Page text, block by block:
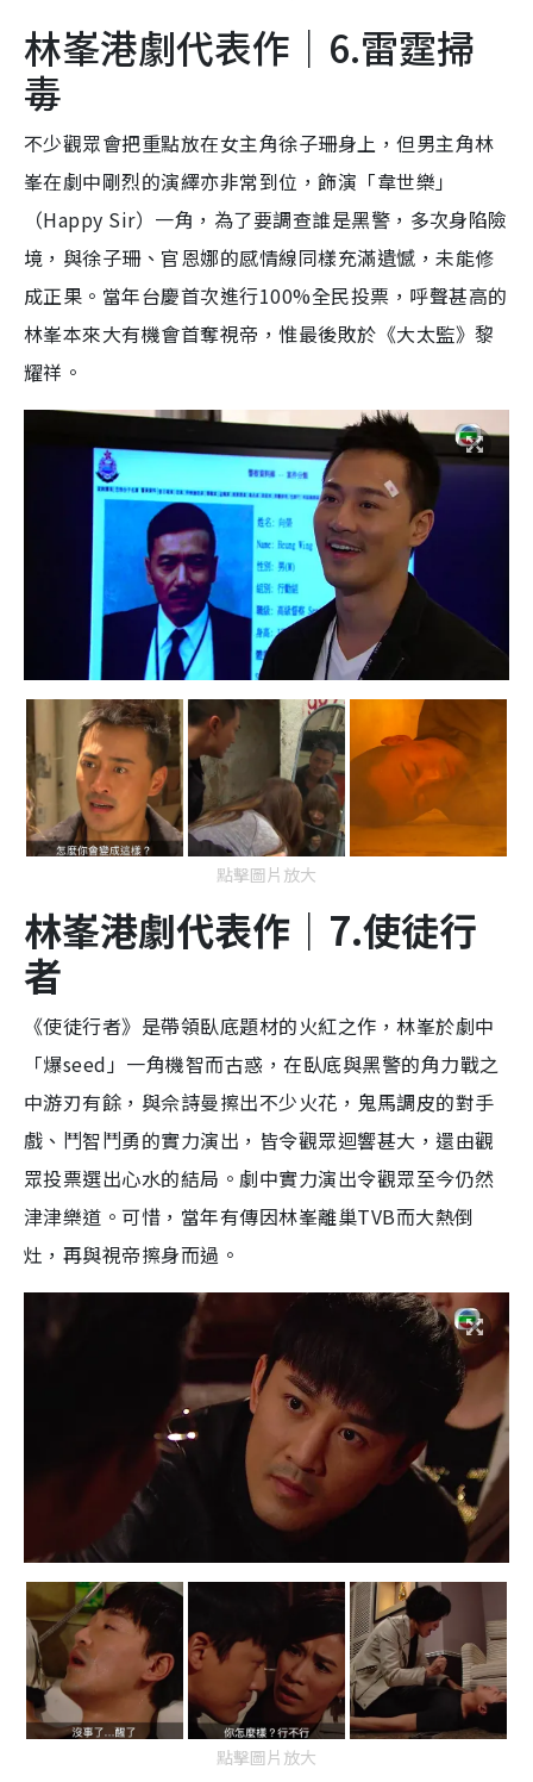
林峯港劇代表作｜6.雷霆掃
毒
不少觀眾會把重點放在女主角徐子珊身上，但男主角林
峯在劇中剛烈的演繹亦非常到位，飾演「韋世樂」
（Happy Sir）一角，為了要調查誰是黑警，多次身陷險
境，與徐子珊、官恩娜的感情線同樣充滿遺憾，未能修
成正果。當年台慶首次進行100%全民投票，呼聲甚高的
林峯本來大有機會首奪視帝，惟最後敗於《大太監》黎
耀祥。
點擊圖片放大
林峯港劇代表作｜7.使徒行
者
《使徒行者》是帶領臥底題材的火紅之作，林峯於劇中
「爆seed」一角機智而古惑，在臥底與黑警的角力戰之
中游刃有餘，與佘詩曼擦出不少火花，鬼馬調皮的對手
戲、鬥智鬥勇的實力演出，皆令觀眾迴響甚大，還由觀
眾投票選出心水的結局。劇中實力演出令觀眾至今仍然
津津樂道。可惜，當年有傳因林峯離巢TVB而大熱倒
灶，再與視帝擦身而過。
點擊圖片放大